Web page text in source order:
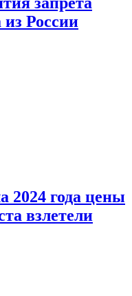
из России
2024 года цены
взлетели